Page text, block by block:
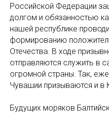
Российской Федерации
долгом и обязанностью
нашей республике
формированию
Отечества. В ходе
отправляются служить в
огромной страны. Так,
Чувашии призываются и в
Будущих моряков